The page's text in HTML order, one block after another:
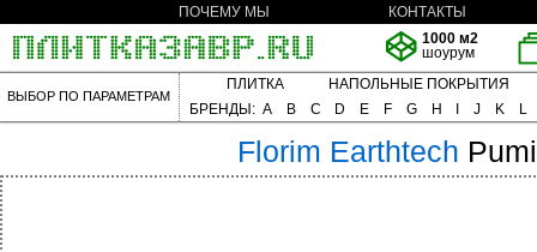
ПОЧЕМУ МЫ
КОНТАКТЫ
1000 м2
шоурум
ВЫБОР ПО ПАРАМЕТРАМ
ПЛИТКА
НАПОЛЬНЫЕ ПОКРЫТИЯ
БРЕНДЫ: A B C D E F G H J K L
Florim Earthtech